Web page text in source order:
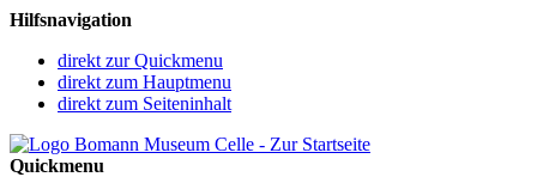
Hilfsnavigation
direkt zur Quickmenu
direkt zum Hauptmenu
direkt zum Seiteninhalt
Quickmenu